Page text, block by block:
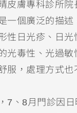
皮膚專科診所院
一個廣泛的描述
性日光疹、日光
光毒性、光過敏
服，處理方式也
7、8月門診因